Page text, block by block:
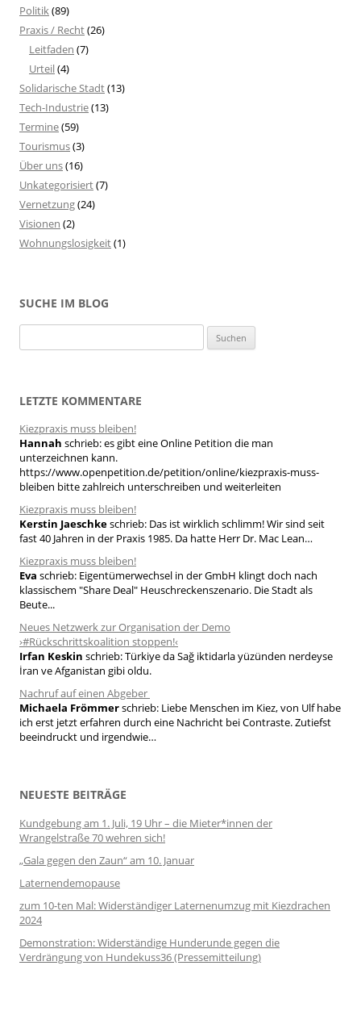
Politik(89)
Praxis / Recht(26)
Leitfaden (7)
Urteil(4)
Solidarische Stadt(13)
Tech-Industrie(13)
Termine(59)
Tourismus(3)
Über uns(16)
Unkategorisiert(7)
Vernetzung(24)
Visionen (2)
Wohnungslosigkeit(1)
SUCHE IM BLOG
u
n
n
a
c
h
:
LETZTE KOMMENTARE
Kiezpraxis muss bleiben!
Hannah schrieb:es gibt eine Online Petition die man
unterzeichnen kann.
https://www.openpetition.de/petition/online/kiezpraxis-muss-
bleiben bitte zahlreich unterschreiben und weiterleiten
Kiezpraxis muss bleiben!
Kerstin Jaeschkeschrieb: Das ist wirklich schlimm! Wir sind seit
fast 40 Jahren in der Praxis 1985. Da hatte Herr Dr. Mac Lean…
Kiezpraxis muss bleiben!
Eva schrieb: Eigentümerwechsel in der GmbH klingt doch nach
klassischem "Share Deal" Heuschreckenszenario. Die Stadt als
Beute...
Neues Netzwerk zur Organisation der Demo
›#Rückschrittskoalition stoppen!‹
Irfan Keskin schrieb:Türkiye da Sağ iktidarla yüzünden nerdeyse
İran ve Afganistan gibi oldu.
Nachruf auf einen Abgeber
Michaela Frömmerschrieb: Liebe Menschen im Kiez, von Ulf habe
ich erst jetzt erfahren durch eine Nachricht bei Contraste. Zutiefst
beeindruckt und irgendwie…
NEUESTE BEITRÄGE
Kundgebung am 1. Juli, 19 Uhr – die Mieter*innen der
Wrangelstraße 70 wehren sich!
„Gala gegen den Zaun“ am 10. Januar
Laternendemopause
zum 10-ten Mal: Widerständiger Laternenumzug mit Kiezdrachen
2024
Demonstration: Widerständige Hunderunde gegen die
Verdrängung von Hundekuss36 (Pressemitteilung)